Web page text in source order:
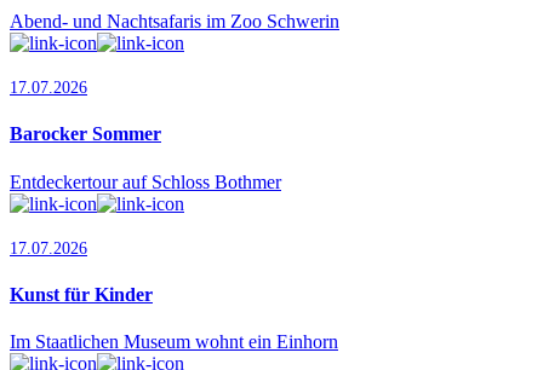
Abend- und Nachtsafaris im Zoo Schwerin
17.07.2026
Barocker Sommer
Entdeckertour auf Schloss Bothmer
17.07.2026
Kunst für Kinder
Im Staatlichen Museum wohnt ein Einhorn